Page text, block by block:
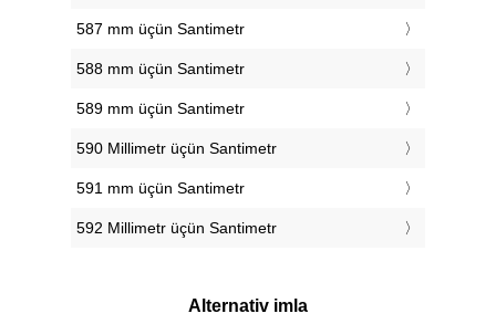
587 mm üçün Santimetr
588 mm üçün Santimetr
589 mm üçün Santimetr
590 Millimetr üçün Santimetr
591 mm üçün Santimetr
592 Millimetr üçün Santimetr
Alternativ imla